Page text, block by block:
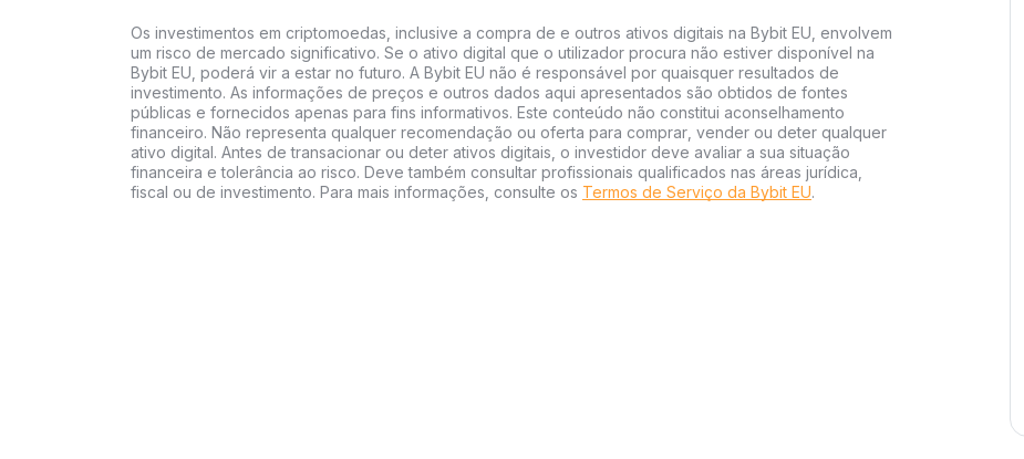
Os investimentos em criptomoedas, inclusive a compra de e outros ativos digitais na Bybit EU, envolvem
um risco de mercado significativo. Se o ativo digital que o utilizador procura não estiver disponível na
Bybit EU, poderá vir a estar no futuro. A Bybit EU não é responsável por quaisquer resultados de
investimento. As informações de preços e outros dados aqui apresentados são obtidos de fontes
públicas e fornecidos apenas para fins informativos. Este conteúdo não constitui aconselhamento
financeiro. Não representa qualquer recomendação ou oferta para comprar, vender ou deter qualquer
ativo digital. Antes de transacionar ou deter ativos digitais, o investidor deve avaliar a sua situação
financeira e tolerância ao risco. Deve também consultar profissionais qualificados nas áreas jurídica,
fiscal ou de investimento. Para mais informações, consulte os Termos de Serviço da Bybit EU.